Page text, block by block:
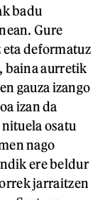
badu
Gure
deformatuz
baina aurretik
gauza izango
izan da
osatu
nago
ere beldur
jarraitzen